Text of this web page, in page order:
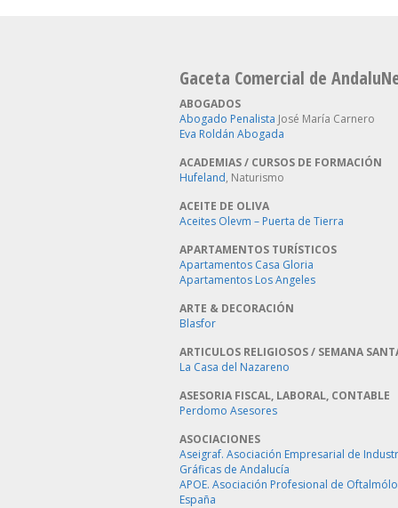
Gaceta Comercial de
ABOGADOS
Abogado Penalista José María Carnero
Eva Roldán Abogada
ACADEMIAS / CURSOS DE FORMACIÓN
Hufeland, Naturismo
ACEITE DE OLIVA
Aceites Olevm – Puerta de Tierra
APARTAMENTOS TURÍSTICOS
Apartamentos Casa Gloria
Apartamentos Los Angeles
ARTE & DECORACIÓN
Blasfor
ARTICULOS RELIGIOSOS / SEMANA
La Casa del Nazareno
ASESORIA FISCAL, LABORAL, CONTABLE
Perdomo Asesores
ASOCIACIONES
Aseigraf. Asociación Empresarial de
Gráficas de Andalucía
APOE. Asociación Profesional de
España